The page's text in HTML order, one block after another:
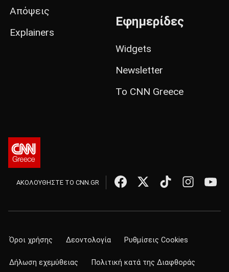
Απόψεις
Explainers
Εφημερίδες
Widgets
Newsletter
Το CNN Greece
ΑΚΟΛΟΥΘΗΣΤΕ ΤΟ CNN.GR
Όροι χρήσης Δεοντολογία Ρυθμίσεις Cookies
Δήλωση εχεμύθειας Πολιτική κατά της Διαφθοράς